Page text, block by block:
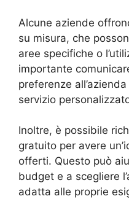
Alcune aziende
su misura, che
aree specifiche o
importante
preferenze
servizio
Inoltre, è possibile
gratuito per avere
offerti. Questo può
budget e a scegliere
adatta alle proprie